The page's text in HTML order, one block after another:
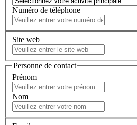
Numéro de téléphone
Site web
Personne de contact
Prénom
Nom